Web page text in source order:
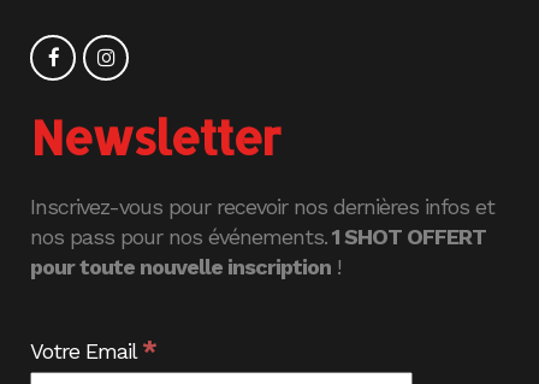
Newsletter
Inscrivez-vous pour recevoir nos dernières infos et
nos pass pour nos événements.1 SHOT OFFERT
pour toute nouvelle inscription !
Votre Email*